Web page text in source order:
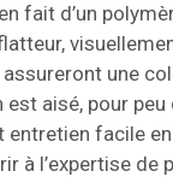
fait d’un
une
aisé, pour peu
facile
à l’expertise